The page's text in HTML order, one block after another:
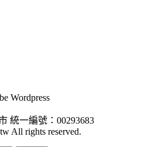
Wordpress
統一編號：00293683
All rights reserved.